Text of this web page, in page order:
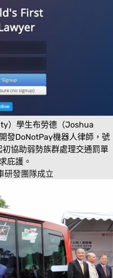
）學生布勞德（Joshua
發DoNotPay機器人律師，號
協助弱勢族群處理交通罰單
庇護。
研發團隊成立